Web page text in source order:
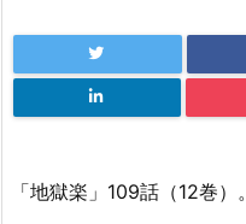
「地獄楽」109話（12巻）。